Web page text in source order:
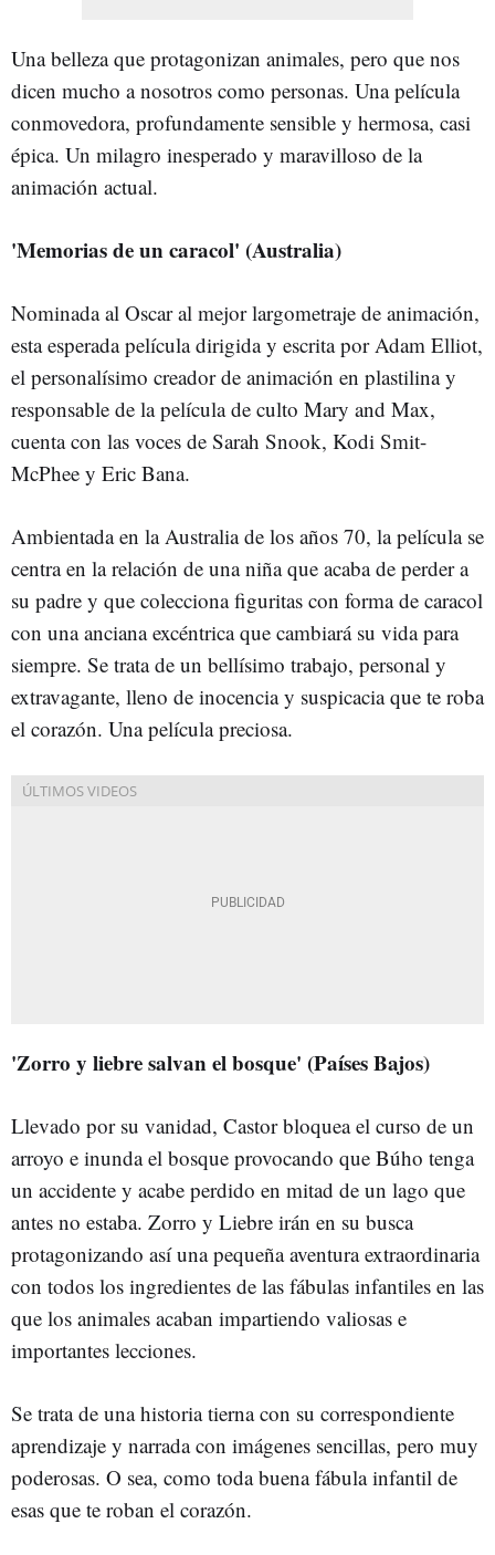
Una belleza que protagonizan animales, pero que nos
dicen mucho a nosotros como personas. Una película
conmovedora, profundamente sensible y hermosa, casi
épica. Un milagro inesperado y maravilloso de la
animación actual.
'Memorias de un caracol' (Australia)
Nominada al Oscar al mejor largometraje de animación,
esta esperada película dirigida y escrita por Adam Elliot,
el personalísimo creador de animación en plastilina y
responsable de la película de culto Mary and Max,
cuenta con las voces de Sarah Snook, Kodi Smit-
McPhee y Eric Bana.
Ambientada en la Australia de los años 70, la película se
centra en la relación de una niña que acaba de perder a
su padre y que colecciona figuritas con forma de caracol
con una anciana excéntrica que cambiará su vida para
siempre. Se trata de un bellísimo trabajo, personal y
extravagante, lleno de inocencia y suspicacia que te roba
el corazón. Una película preciosa.
'Zorro y liebre salvan el bosque' (Países Bajos)
Llevado por su vanidad, Castor bloquea el curso de un
arroyo e inunda el bosque provocando que Búho tenga
un accidente y acabe perdido en mitad de un lago que
antes no estaba. Zorro y Liebre irán en su busca
protagonizando así una pequeña aventura extraordinaria
con todos los ingredientes de las fábulas infantiles en las
que los animales acaban impartiendo valiosas e
importantes lecciones.
Se trata de una historia tierna con su correspondiente
aprendizaje y narrada con imágenes sencillas, pero muy
poderosas. O sea, como toda buena fábula infantil de
esas que te roban el corazón.